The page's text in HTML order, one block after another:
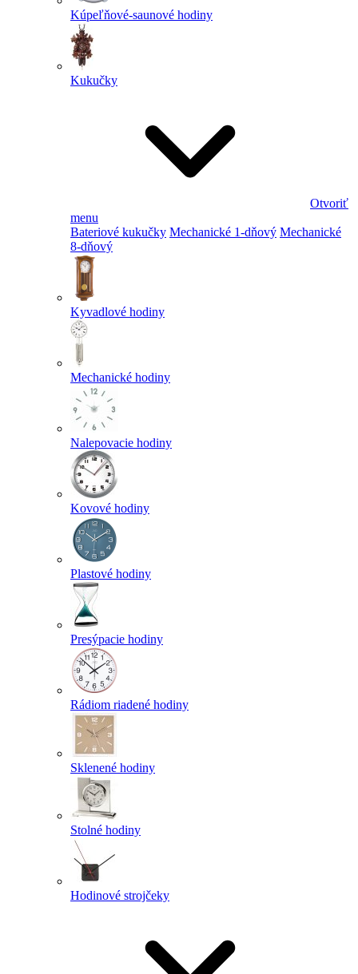
Kúpeľňové-saunové hodiny
Kukučky
Otvoriť
menu
Bateriové kukučky Mechanické 1-dňový Mechanické
8-dňový
Kyvadlové hodiny
Mechanické hodiny
Nalepovacie hodiny
Kovové hodiny
Plastové hodiny
Presýpacie hodiny
Rádiom riadené hodiny
Sklenené hodiny
Stolné hodiny
Hodinové strojčeky